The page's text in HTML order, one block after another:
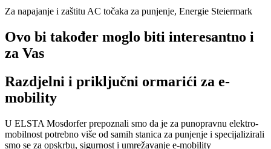
Za napajanje i zaštitu AC točaka za punjenje, Energie Steiermark
Ovo bi također moglo biti interesantno i
za Vas
Razdjelni i priključni ormarići za e-
mobility
U ELSTA Mosdorfer prepoznali smo da je za punopravnu elektro-
mobilnost potrebno više od samih stanica za punjenje i specijalizirali
smo se za opskrbu, sigurnost i umrežavanje e-mobility